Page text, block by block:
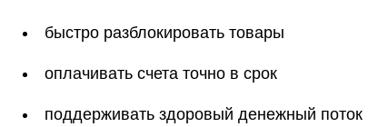
быстро разблокировать товары
оплачивать счета точно в срок
поддерживать здоровый денежный поток